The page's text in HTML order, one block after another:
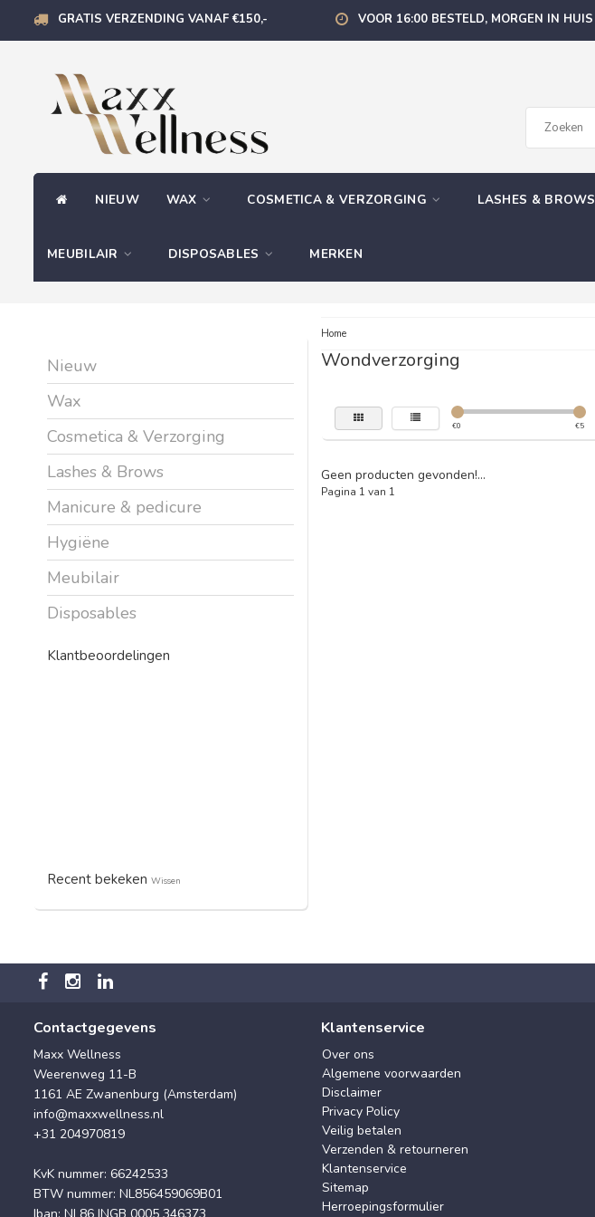
GRATIS VERZENDING VANAF €150,- VOOR 16:00 BESTELD, MORGEN IN HUIS
NIEUW WAX COSMETICA & VERZORGING LASHES & BROWS
MEUBILAIR DISPOSABLES MERKEN
Nieuw
Wax
Cosmetica & Verzorging
Lashes & Brows
Manicure & pedicure
Hygiëne
Meubilair
Disposables
Klantbeoordelingen
Recent bekeken Wissen
Home
Wondverzorging
€0 €5
Geen producten gevonden!...
Pagina 1 van 1
Contactgegevens
Maxx Wellness
Weerenweg 11-B
1161 AE Zwanenburg (Amsterdam)
info@maxxwellness.nl
+31 204970819
KvK nummer: 66242533
BTW nummer: NL856459069B01
Iban: NL86 INGB 0005 346373
Klantenservice
Over ons
Algemene voorwaarden
Disclaimer
Privacy Policy
Veilig betalen
Verzenden & retourneren
Klantenservice
Sitemap
Herroepingsformulier